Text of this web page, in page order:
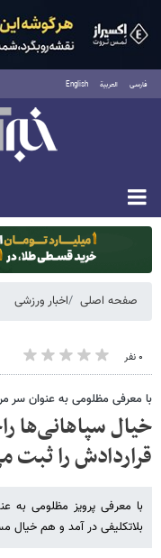
فارسی العربية English
یکشنبه ۱۸ مرداد ۱۴۰۵
صفحه اصلی اخبار ورزشی
۰ نفر
با معرفی مظلومی به عنوان سر
خیال سپاهانی‌ها
قراردادش را ثبت
با معرفی پرویز مظلومی به
بلاتکلیفی در آمد و هم خیال